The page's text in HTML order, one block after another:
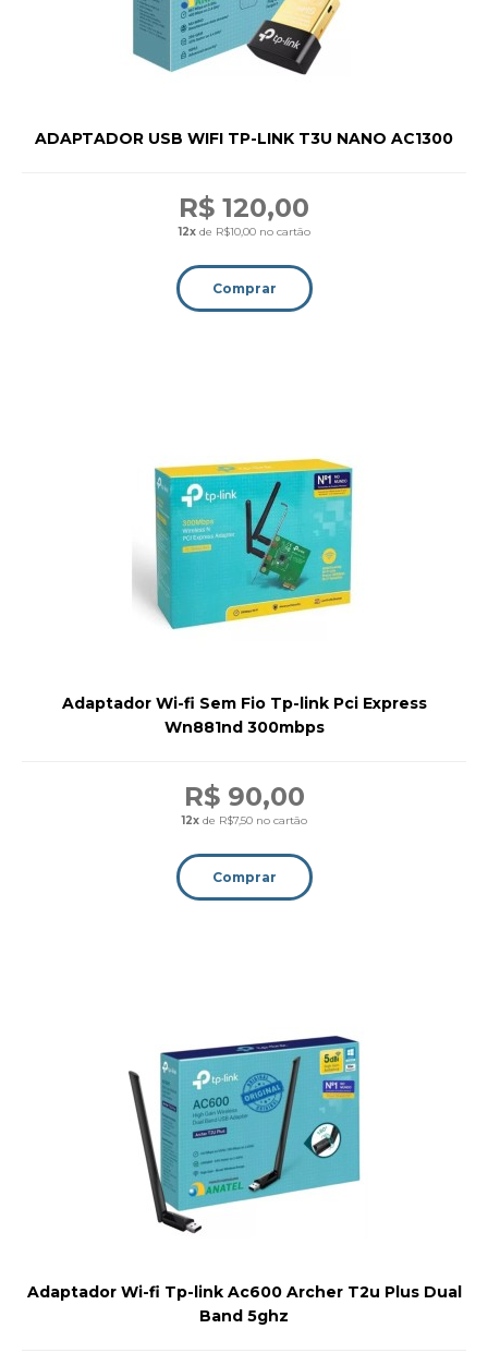
ADAPTADOR USB WIFI TP-LINK T3U NANO AC1300
R$ 120,00
12xde R$10,00 no cartão
Comprar
Adaptador Wi-fi Sem Fio Tp-link Pci Express
Wn881nd 300mbps
R$ 90,00
12xde R$7,50 no cartão
Comprar
Adaptador Wi-fi Tp-link Ac600 Archer T2u Plus Dual
Band 5ghz